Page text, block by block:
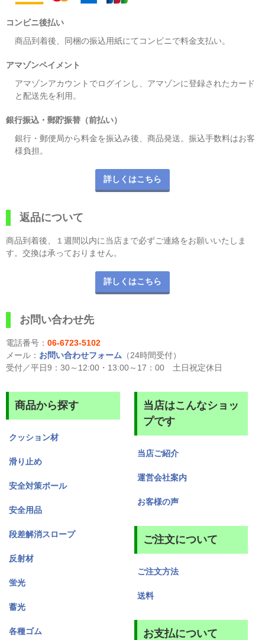
コンビニ後払い
商品到着後、同梱の振込用紙にてコンビニで料金支払い。
アマゾンペイメント
アマゾンアカウントでログインし、アマゾンに登録されたカード
と配送先を利用。
銀行振込・郵貯振替（前払い）
銀行・郵便局から料金を振込み後、商品発送。振込手数料はお客
様負担。
詳しくはこちら
返品について
商品到着後、１週間以内に当店まで必ずご連絡をお願いいたしま
す。交換は承っておりません。
詳しくはこちら
お問い合わせ先
電話番号： 06-6723-5102
メール： お問い合わせフォーム （24時間受付）
受付／平日9：30～12:00・13:00～17：00 土日祝定休日
商品から探す
クッション材
滑り止め
安全対策ポール
安全用品
段差解消スロープ
反射材
蛍光
蓄光
各種ゴム
当店はこんなショッ
プです
当店ご紹介
運営会社案内
お客様の声
ご注文について
ご注文方法
送料
お支払について